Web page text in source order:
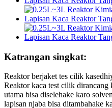
Katrangan singkat:
Reaktor berjaket tes cilik
Reaktor kaca test cilik dirancang
utama bisa diselehake karo
lapisan njaba bisa ditambahake